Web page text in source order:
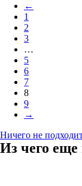
←
1
2
3
…
5
6
7
8
9
→
Ничего не
Из чего еще